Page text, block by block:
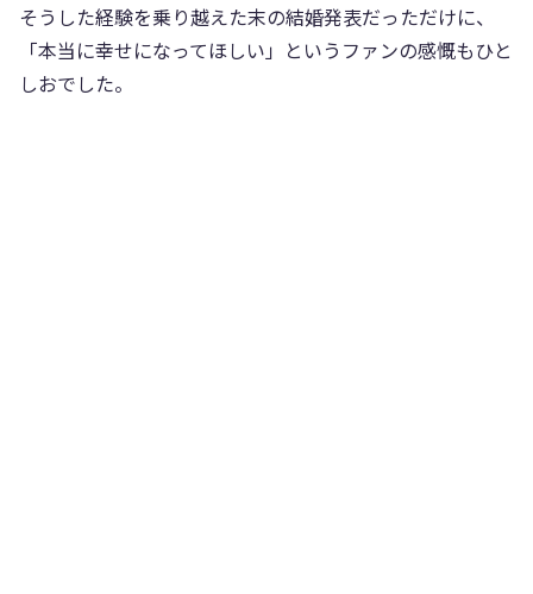
そうした経験を乗り越えた末の結婚発表だっただけに、
「本当に幸せになってほしい」というファンの感慨もひと
しおでした。